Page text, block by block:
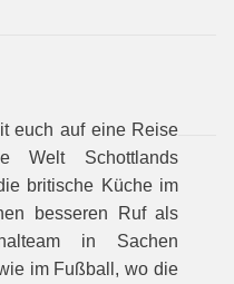
euch auf eine Reise
Welt Schottlands
britische Küche im
besseren Ruf als
in Sachen
im Fußball, wo die